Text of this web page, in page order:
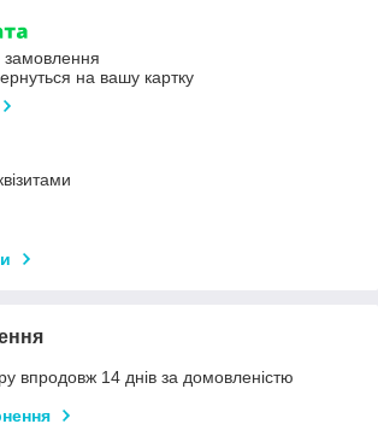
замовлення
на вашу картку
впродовж 14 днів за домовленістю